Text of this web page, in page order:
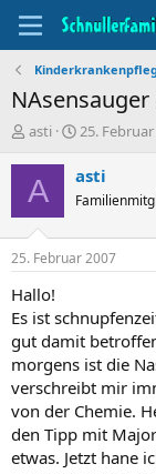
T
e
m
n
t
a
e
r
asti
B
g
n
d
a
m
25.
A asti
25. Februar 2007
Hallo!
Es ist
gut damit
morgens ist die
verschreibt mir
von der Chemie.
den Tipp mit
etwas. Jetzt hane